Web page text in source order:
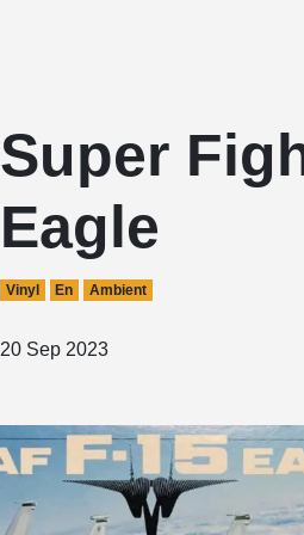
Super
Eagle
Vinyl En Ambient
20 Sep 2023